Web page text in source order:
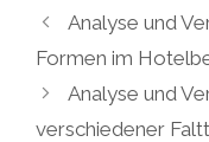
Analyse und
Formen im
Analyse und
verschiedener